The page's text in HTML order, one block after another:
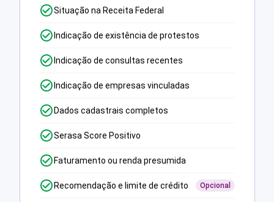
Situação na Receita Federal
Indicação de existência de protestos
Indicação de consultas recentes
Indicação de empresas vinculadas
Dados cadastrais completos
Serasa Score Positivo
Faturamento ou renda presumida
Recomendação e limite de crédito Opcional